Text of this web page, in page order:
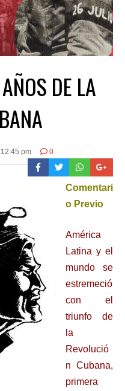
DE LA
pm 0
Comentari
o Previo
América
Latina y el
mundo se
estremeció
con el
triunfo de
la
Revolució
n Cubana,
primera